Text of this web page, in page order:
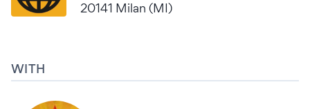
20141 Milan (MI)
WITH